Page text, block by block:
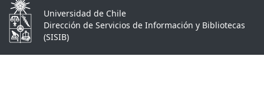
Universidad de Chile
Dirección de Servicios de Información y Bibliotecas
(SISIB)